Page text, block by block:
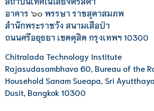
อาคาร ๖๐ พรรษา ราชสุดาสมภพ
สำนักพระราชวัง สนามเสือป่า
ถนนศรีอยุธยา เขตดุสิต กรุงเทพฯ 10300
Chitralada Technology Institute
Rajasudasambhava 60, Bureau of the
Household Sanam Sueapa, Sri Ayutthaya
Dusit, Bangkok 10300